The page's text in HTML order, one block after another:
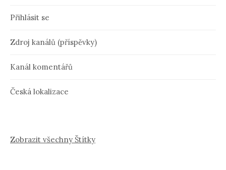
Přihlásit se
Zdroj kanálů (příspěvky)
Kanál komentářů
Česká lokalizace
Zobrazit všechny Štítky